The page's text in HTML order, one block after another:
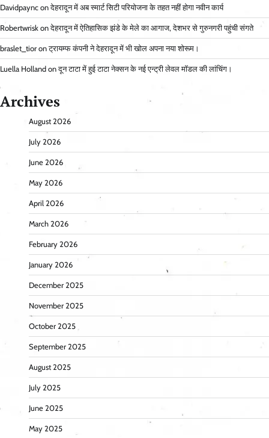
Davidpaync onदेहरादून में अब स्मार्ट सिटी परियोजना के तहत नहीं होगा नवीन कार्य
Robertwrisk onदेहरादून में ऐतिहासिक झंडे के मेले का आगाज, देशभर से गुरुनगरी पहुंची संगते
braslet_tior onट्रायम्फ कंपनी ने देहरादून में भी खोल अपना नया शोरूम।
Luella Holland onदून टाटा में हुई टाटा नेक्सन के नई एन्ट्री लेवल मॉडल की लांचिंग।
Archives
August 2026
July 2026
June 2026
May 2026
April 2026
March 2026
February 2026
January 2026
December 2025
November 2025
October 2025
September 2025
August 2025
July 2025
June 2025
May 2025